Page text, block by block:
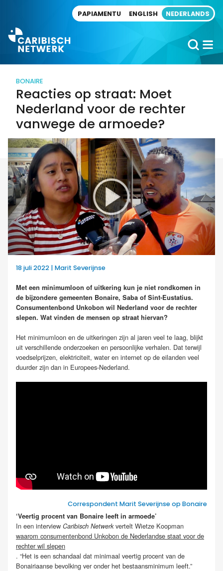
PAPIAMENTU ENGLISH NEDERLANDS
BONAIRE
Reacties op straat: Moet
Nederland voor de rechter
vanwege de armoede?
18 juli 2022 | Marit Severijnse
Met een minimumloon of uitkering kun je niet rondkomen in
de bijzondere gemeenten Bonaire, Saba of Sint-Eustatius.
Consumentenbond Unkobon wil Nederland voor de rechter
slepen. Wat vinden de mensen op straat hiervan?
Het minimumloon en de uitkeringen zijn al jaren veel te laag, blijkt
uit verschillende onderzoeken en persoonlijke verhalen. Dat terwijl
voedselprijzen, elektriciteit, water en internet op de eilanden veel
duurder zijn dan in Europees-Nederland.
Correspondent Marit Severijnse op Bonaire
‘Veertig procent van Bonaire leeft in armoede’
In een interview Caribisch Netwerkvertelt Wietze Koopman
waarom consumentenbond Unkobon de Nederlandse staat voor de
rechter wil slepen
. “Het is een schandaal dat minimaal veertig procent van de
Bonairiaanse bevolking ver onder het bestaansminimum leeft.”